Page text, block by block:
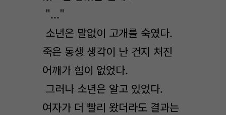
"..."
소년은 말없이 고개를 숙였다.
죽은 동생 생각이 난 건지 처진
어깨가 힘이 없었다.
그러나 소년은 알고 있었다.
여자가 더 빨리 왔더라도 결과는